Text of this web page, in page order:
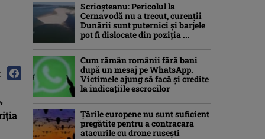
Scrioșteanu: Pericolul la
Cernavodă nu a trecut, curenţii
Dunării sunt puternici şi barjele
pot fi dislocate din poziţia ...
Cum rămân românii fără bani
după un mesaj pe WhatsApp.
Victimele ajung să facă și credite
la indicațiile escrocilor
Ţările europene nu sunt suficient
pregătite pentru a contracara
atacurile cu drone ruseşti